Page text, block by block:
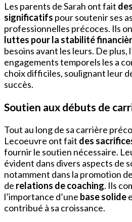
Les parents de Sarah ont fait
significatifs pour soutenir ses
professionnelles précoces. Ils
luttes pour la stabilité
besoins avant les leurs. De plus,
engagements temporels les a
choix difficiles, soulignant leur
succès.
Soutien aux débuts de
Tout au long de sa carrière
Lecoeuvre ont fait des
fournir le soutien nécessaire.
évident dans divers aspects de
notamment dans la promotion de
de relations de coaching. Ils
l’importance d’une base solide
contribué à sa croissance.